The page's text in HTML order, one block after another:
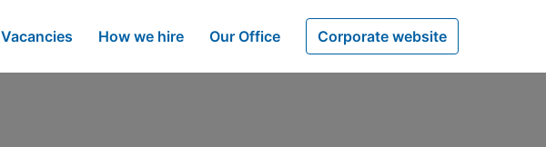
Vacancies How we hire Our Office Corporate website